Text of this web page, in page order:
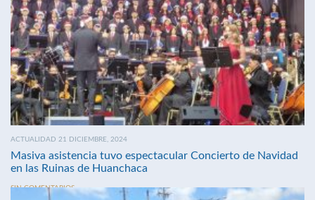
ACTUALIDAD 21 DICIEMBRE, 2024
Masiva asistencia tuvo espectacular Concierto de Navidad
en las Ruinas de Huanchaca
SIN COMENTARIOS